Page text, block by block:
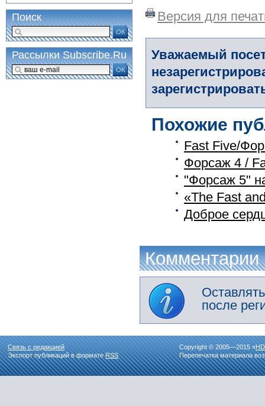
Версия для
Уважаемый
Похожие
Fast Five/
Форсаж 4 /
"Форсаж 5"
«The Fast
Доброе
Комментарии
после
Поиск
ОК
Рассылки Subscribe.Ru
ОК
Связь с редакцией
Экспорт публикаций в форматеRSS
Copyright © 2005—2015 «
Перепечатка материала